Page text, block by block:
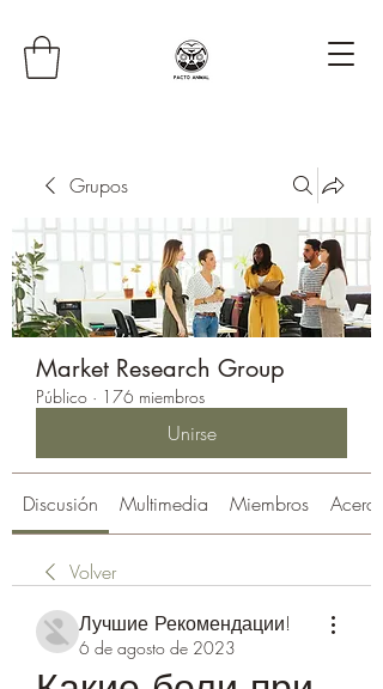
Grupos
Market Research Group
Público · 176 miembros
Unirse
Discusión Multimedia Miembros Acerca
Volver
Лучшие Рекомендации!
6 de agosto de 2023